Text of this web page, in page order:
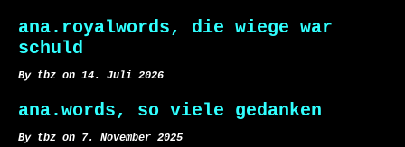
ana.royalwords, die wiege war
schuld
By tbz on 14. Juli 2026
ana.words, so viele gedanken
By tbz on 7. November 2025